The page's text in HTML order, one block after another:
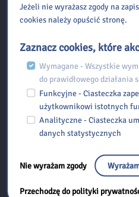
Kontakt
Biblioteka Pedagogiczna w
ul. Kolejowa 36, 26-500
tel./fax: 48 518 306 389 email:
Przydatne linki
Kuratorium Oświaty w Warszawie
Ośrodek Edukacji Informatycznej
Jeżeli nie wyrażasz zgody na
cookies należy opuścić stronę.
Zaznacz cookies, które
Wymagane - Wszystkie
do prawidłowego
Funkcyjne - Ciasteczka
użytkownikowi istotnych
Analityczne - Ciasteczka
danych statystycznych
Nie wyrażam zgody
Przechodzę do polityki